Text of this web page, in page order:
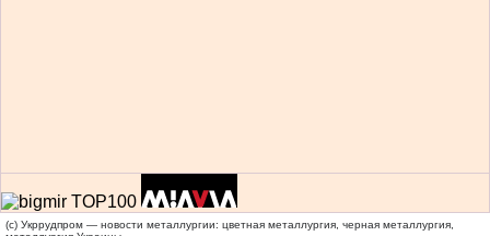
(c) Укррудпром — новости металлургии: цветная металлургия, черная металлургия,